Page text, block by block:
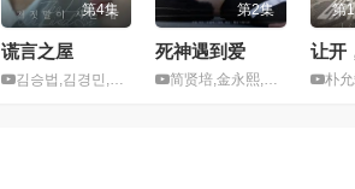
第4集
谎言之屋
김승법,김경민,이정호,이승노,Terada Takuya
第2集
死神遇到爱
简贤培,金永熙,李贤俊
第
让开
朴允